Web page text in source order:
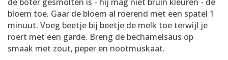
bloem toe. Gaar de bloem al roerend met een spatel 1
minuut. Voeg beetje bij beetje de melk toe terwijl je
roert met een garde. Breng de bechamelsaus op
smaak met zout, peper en nootmuskaat.